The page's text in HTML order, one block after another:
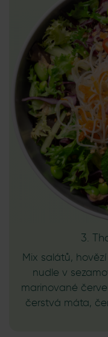
3.
Mix salátů,
nudle v
marinované
čerstvá máta,